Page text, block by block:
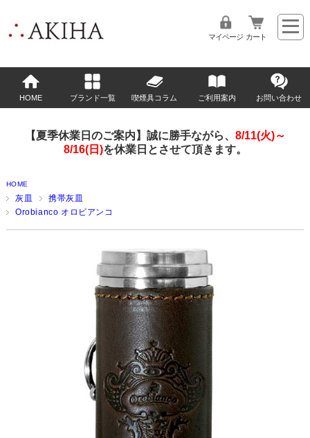
マイページ カート
HOME ブランド一覧 喫煙具コラム ご利用案内 お問い合わせ
【夏季休業日のご案内】誠に勝手ながら、 8/11(火)～
8/16(日)を休業日とさせて頂きます。
HOME
灰皿
携帯灰皿
Orobianco オロビアンコ